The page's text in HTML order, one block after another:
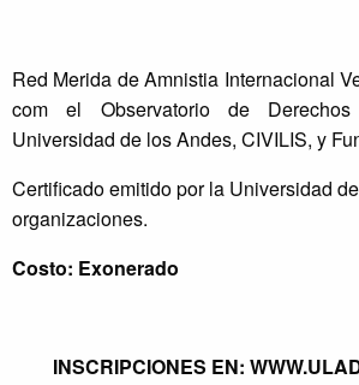
Red Merida de Amnistia Internacional
com el Observatorio de
Universidad de los Andes, CIVILIS, y
Certificado emitido por la Universidad
organizaciones.
Costo: Exonerado
INSCRIPCIONES EN: